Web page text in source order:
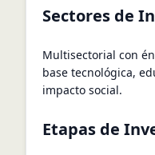
Sectores de
Multisectorial con
base tecnológica,
impacto social.
Etapas de